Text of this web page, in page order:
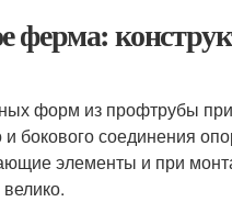
ферма:
форм из профтрубы
соединения
элементы и при